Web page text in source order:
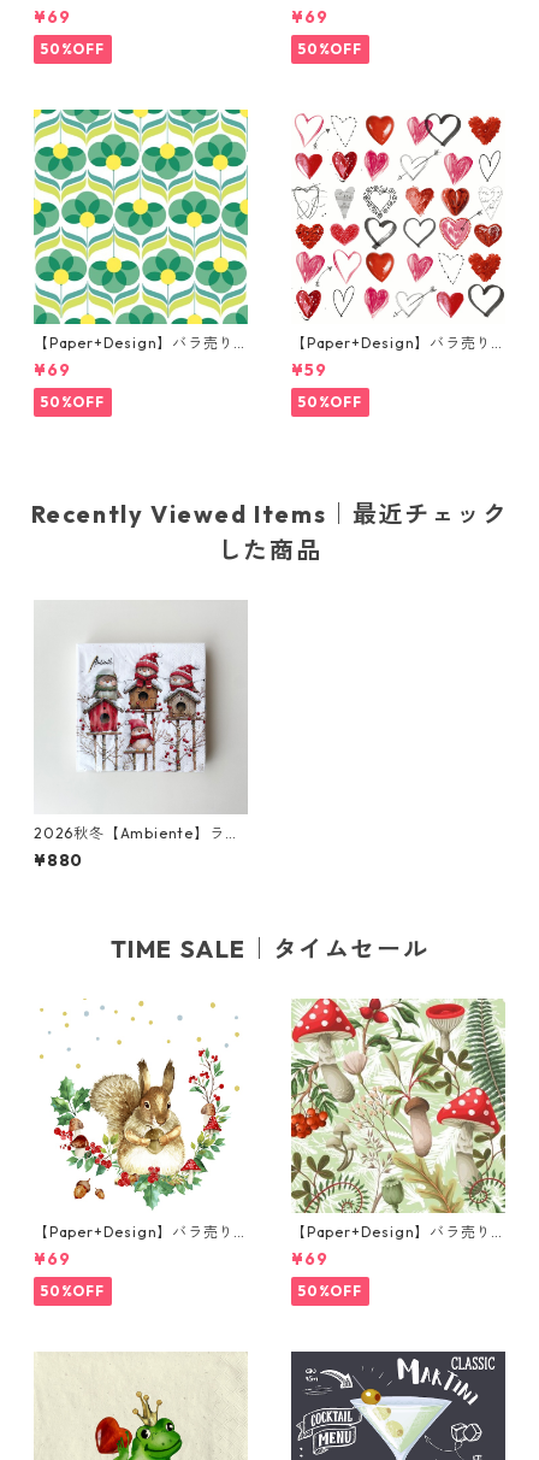
枚 ランチサイズ ペーパーナプ
キン Golden paisley クリーム
¥69
50%OFF
枚 ランチサイズ ペーパーナプ
キン Flower Message ホワイ
ト
¥69
50%OFF
【Paper+Design】バラ売り2
枚 ランチサイズ ペーパーナプ
キン Geo Flowers グリーン
¥69
50%OFF
【Paper+Design】バラ売り2
枚 カクテルサイズ ペーパーナ
プキン Cupids arrow ホワイ
ト
¥59
50%OFF
Recently Viewed Items｜最近チェック
した商品
2026秋冬【Ambiente】ラン
チサイズ ペーパーナプキン Bi
rdhouse quartet ホワイト 2
¥880
TIME SALE｜タイムセール
【Paper+Design】バラ売り2
枚 ランチサイズ ペーパーナプ
キン Forest Squirrel ホワイ
ト
¥69
50%OFF
【Paper+Design】バラ売り2
枚 ランチサイズ ペーパーナプ
キン Forest Fungi グリーン
¥69
50%OFF